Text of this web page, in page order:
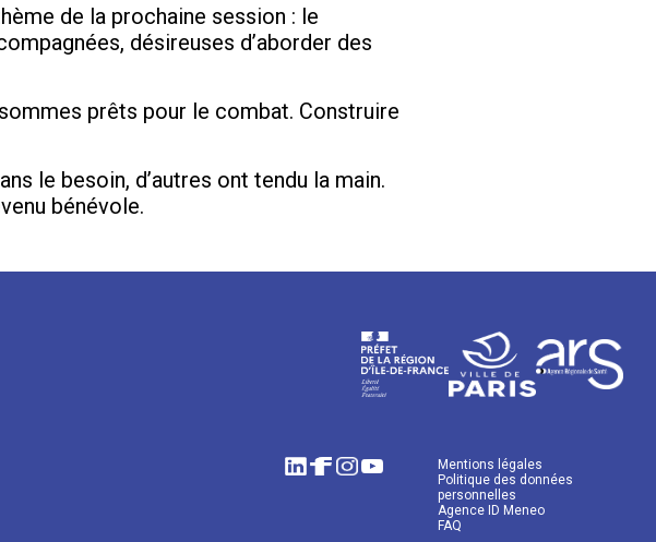
de la prochaine session : le
désireuses d’aborder des
prêts pour le combat. Construire
le besoin, d’autres ont tendu la main.
bénévole.
Mentions légales
Politique des données
personnelles
Agence ID Meneo
FAQ